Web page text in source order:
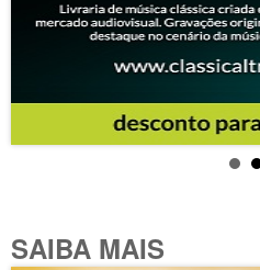
SAIBA MAIS